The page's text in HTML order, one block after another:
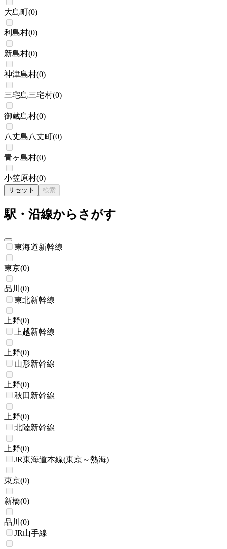
大島町(0)
利島村(0)
新島村(0)
神津島村(0)
三宅島三宅村(0)
御蔵島村(0)
八丈島八丈町(0)
青ヶ島村(0)
小笠原村(0)
リセット 検索
駅・沿線からさがす
東海道新幹線
東京(0)
品川 (0)
東北新幹線
上野(0)
上越新幹線
上野(0)
山形新幹線
上野(0)
秋田新幹線
上野(0)
北陸新幹線
上野(0)
JR東海道本線(東京～熱海)
東京(0)
新橋(0)
品川 (0)
JR山手線